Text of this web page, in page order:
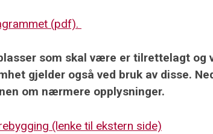
(pdf).
som skal være er tilrettelagt og
gjelder også ved bruk av disse.
om nærmere opplysninger.
(lenke til ekstern side)